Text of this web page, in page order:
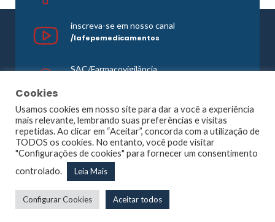
inscreva-se em nosso canal
/lafepemedicamentos
SAC/Farmacovigilância
©1965 - 2026 Todos os direitos reservados. Lafepe |
Wordpress Optimized byAgência Planner
Largo de Dois Irmãos, 1117, Dois Irmãos – Recife – PE |
CNPJ: 10.877.926/0001-13
Cookies
Usamos cookies em nosso site para dar a você a experiência
mais relevante, lembrando suas preferências e visitas
repetidas. Ao clicar em “Aceitar”, concorda com a utilização de
TODOS os cookies. No entanto, você pode visitar
"Configurações de cookies" para fornecer um consentimento
controlado.
Leia Mais
Configurar Cookies Aceitar todos